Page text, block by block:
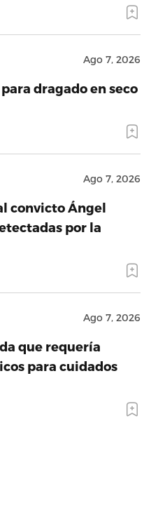
Ago 7, 2026
dragado en seco
Ago 7, 2026
convicto Ángel
por la
Ago 7, 2026
que requería
para cuidados